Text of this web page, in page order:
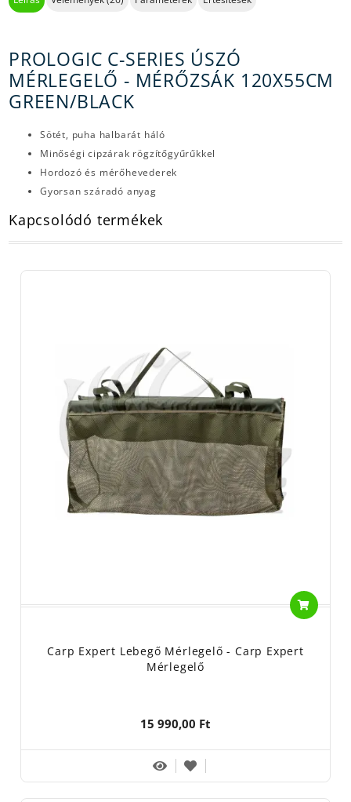
PROLOGIC C-SERIES ÚSZÓ
MÉRLEGELŐ - MÉRŐZSÁK 120X55CM
GREEN/BLACK
Sötét, puha halbarát háló
Minőségi cipzárak rögzítőgyűrűkkel
Hordozó és mérőhevederek
Gyorsan száradó anyag
Kapcsolódó termékek
Carp Expert Lebegő Mérlegelő - Carp Expert
Mérlegelő
15 990,00 Ft